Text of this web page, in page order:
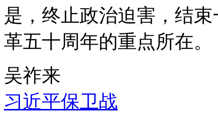
是，终止政治迫害，结
革五十周年的重点所在。
吴祚来
习近平保卫战